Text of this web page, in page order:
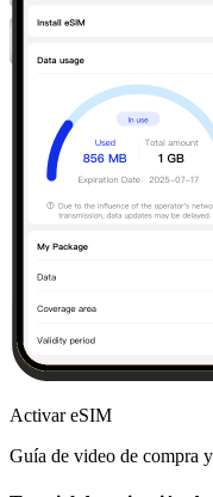
Activar eSIM
Guía de video de compra